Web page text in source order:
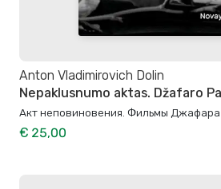
Anton Vladimirovich Dolin
Nepaklusnumo aktas. Džafaro
Акт неповиновения. Фильмы
€ 25,00